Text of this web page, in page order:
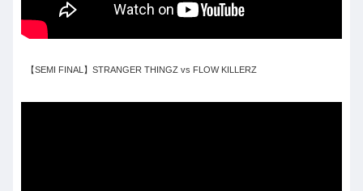
【SEMI FINAL】STRANGER THINGZ vs FLOW KILLERZ